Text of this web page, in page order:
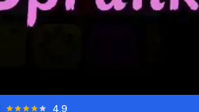
4.9